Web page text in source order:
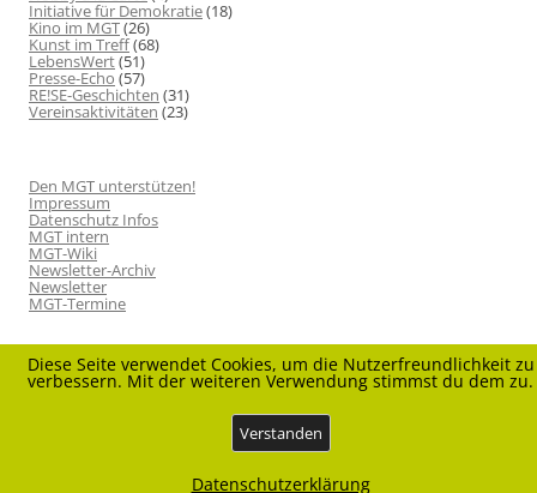
Initiative für Demokratie(18)
Kino im MGT(26)
Kunst im Treff(68)
LebensWert(51)
Presse-Echo (57)
RE!SE-Geschichten (31)
Vereinsaktivitäten (23)
Den MGT unterstützen!
Impressum
Datenschutz Infos
MGT intern
MGT-Wiki
Newsletter-Archiv
Newsletter
MGT-Termine
Stolz präsentiert von WordPress
Diese Seite verwendet Cookies, um die Nutzerfreundlichkeit zu
verbessern. Mit der weiteren Verwendung stimmst du dem zu.
Verstanden
Datenschutzerklärung